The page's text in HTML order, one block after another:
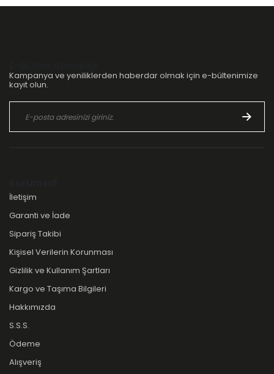
Kampanya ve yeniliklerden haberdar olmak için e-bültenimize
kayıt olun.
İletişim
Garanti ve İade
Sipariş Takibi
Kişisel Verilerin Korunması
Gizlilik ve Kullanım Şartları
Kargo ve Taşıma Bilgileri
Hakkımızda
S.S.S.
Ödeme
Alışveriş